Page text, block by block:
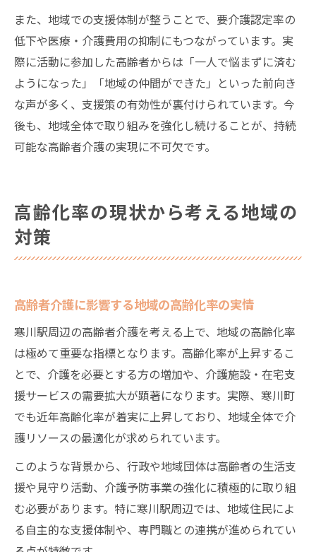
また、地域での支援体制が整うことで、要介護認定率の
低下や医療・介護費用の抑制にもつながっています。実
際に活動に参加した高齢者からは「一人で悩まずに済む
ようになった」「地域の仲間ができた」といった前向き
な声が多く、支援策の有効性が裏付けられています。今
後も、地域全体で取り組みを強化し続けることが、持続
可能な高齢者介護の実現に不可欠です。
高齢化率の現状から考える地域の
対策
高齢者介護に影響する地域の高齢化率の実情
寒川駅周辺の高齢者介護を考える上で、地域の高齢化率
は極めて重要な指標となります。高齢化率が上昇するこ
とで、介護を必要とする方の増加や、介護施設・在宅支
援サービスの需要拡大が顕著になります。実際、寒川町
でも近年高齢化率が着実に上昇しており、地域全体で介
護リソースの最適化が求められています。
このような背景から、行政や地域団体は高齢者の生活支
援や見守り活動、介護予防事業の強化に積極的に取り組
む必要があります。特に寒川駅周辺では、地域住民によ
る自主的な支援体制や、専門職との連携が進められてい